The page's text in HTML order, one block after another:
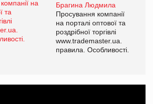
Брагина Людмила
Просування компанії
на порталі оптової та
роздрібної торгівлі
www.trademaster.ua.
правила. Особливості.